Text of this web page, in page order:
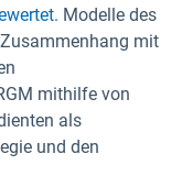
Modelle des
mit
mithilfe von
als
und den